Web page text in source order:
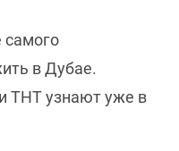
самого
в Дубае.
ТНТ узнают уже в